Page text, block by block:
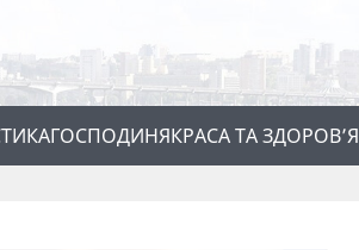
ГОСПОДИНЯКРАСА ТА ЗДОРОВ’Я